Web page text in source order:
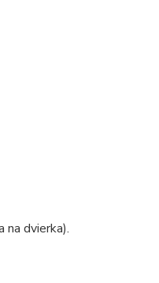
na dvierka).